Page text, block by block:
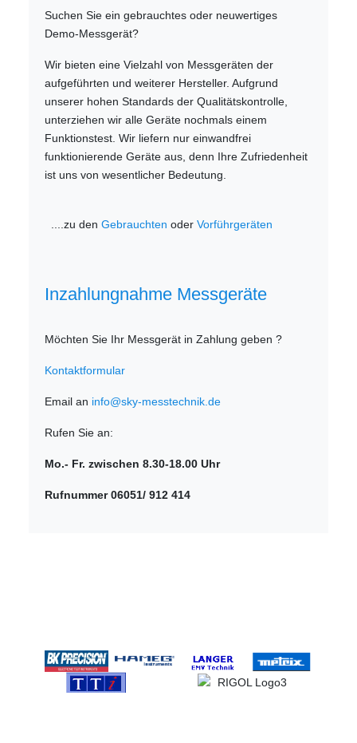
Suchen Sie ein gebrauchtes oder neuwertiges
Demo-Messgerät?
Wir bieten eine Vielzahl von Messgeräten der
aufgeführten und weiterer Hersteller. Aufgrund
unserer hohen Standards der Qualitätskontrolle,
unterziehen wir alle Geräte nochmals einem
Funktionstest. Wir liefern nur einwandfrei
funktionierende Geräte aus, denn Ihre Zufriedenheit
ist uns von wesentlicher Bedeutung.
....zu denGebrauchten oderVorführgeräten
Inzahlungnahme Messgeräte
Möchten Sie Ihr Messgerät in Zahlung geben ?
Kontaktformular
Email an info@sky-messtechnik.de
Rufen Sie an:
Mo.- Fr. zwischen 8.30-18.00 Uhr
Rufnummer 06051/ 912 414